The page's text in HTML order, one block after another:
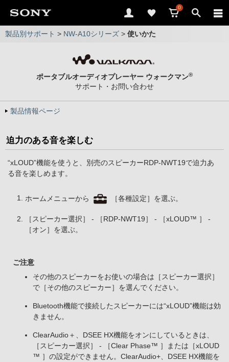
0
製品別サポート > NW-A10シリーズ > 使いかた
ポータブルオーディオプレーヤー ウォークマン®
サポート・お問い合わせ
製品情報ページ
迫力のある音を楽しむ
“xLOUD”機能を使うと、別売のスピーカーRDP-NWT19で迫力あ
る音を楽しめます。
ホームメニューから ［各種設定］を選ぶ。
［スピーカー選択］ - ［RDP-NWT19］ - ［xLOUD™ ］ -
［オン］を選ぶ。
ご注意
その他のスピーカーをお使いの場合は［スピーカー選択］
で［その他のスピーカー］を選んでください。
Bluetooth機能で接続したスピーカーには“xLOUD”機能は効
きません。
ClearAudio＋、DSEE HX機能をオンにしているときは、
［スピーカー選択］ - ［Clear Phase™ ］または［xLOUD
™ ］の設定ができません。ClearAudio+、DSEE HX機能を